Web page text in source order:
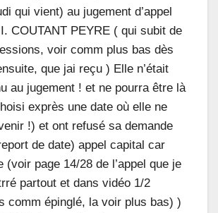
qui vient) au jugement d’appel
COUTANT PEYRE ( qui subit de
voir comm plus bas dès
que jai reçu ) Elle n’était
au jugement ! et ne pourra être là
exprès une date où elle ne
!) et ont refusé sa demande
de date) appel capital car
(voir page 14/28 de l’appel que je
partout et dans vidéo 1/2
comm épinglé, la voir plus bas) )